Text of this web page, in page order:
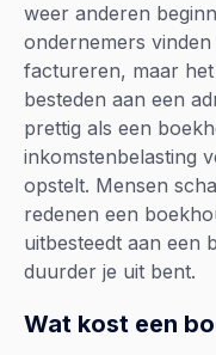
weer anderen
ondernemers
factureren, maar
besteden aan een
prettig als een
inkomstenbelasting
opstelt. Mensen
redenen een
uitbesteedt aan een
duurder je uit bent.
Wat kost een